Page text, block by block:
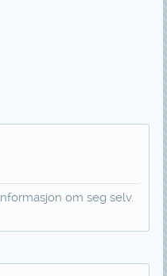
om seg selv.